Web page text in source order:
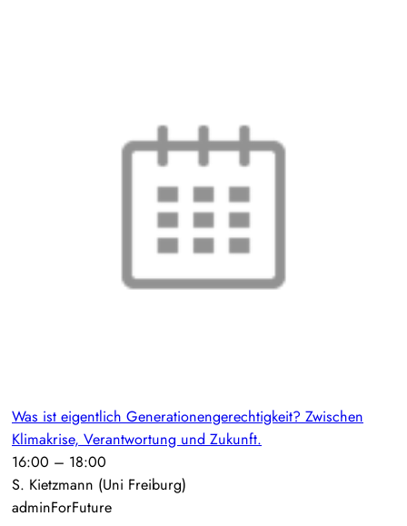
Was ist eigentlich Generationengerechtigkeit? Zwischen
Klimakrise, Verantwortung und Zukunft.
16:00 – 18:00
S. Kietzmann (Uni Freiburg)
adminForFuture